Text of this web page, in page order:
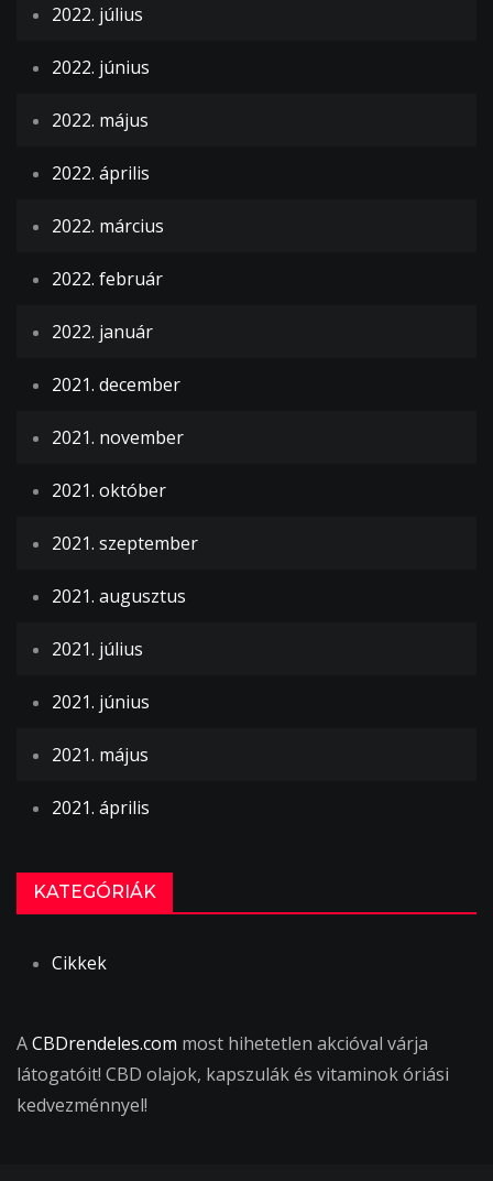
2022. július
2022. június
2022. május
2022. április
2022. március
2022. február
2022. január
2021. december
2021. november
2021. október
2021. szeptember
2021. augusztus
2021. július
2021. június
2021. május
2021. április
KATEGÓRIÁK
Cikkek
ACBDrendeles.com most hihetetlen akcióval várja
látogatóit! CBD olajok, kapszulák és vitaminok óriási
kedvezménnyel!